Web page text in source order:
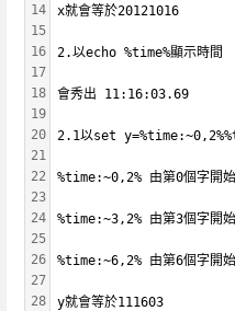
14
15
16
17
18
19
20
21
22
23
24
25
26
27
28
x就會等於20121016
2.以echo %time%顯示時間
會秀出 11:16:03.69
2.1以set
%time:~0,2% 由第0個字
%time:~3,2% 由第3個字
%time:~6,2% 由第6個字
y就會等於111603